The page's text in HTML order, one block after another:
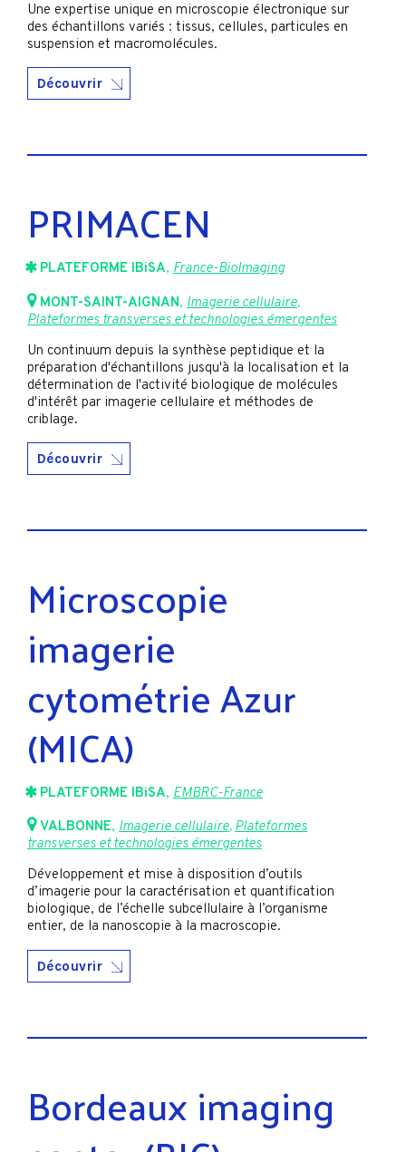
Une expertise unique en microscopie électronique sur
des échantillons variés : tissus, cellules, particules en
suspension et macromolécules.
Découvrir
PRIMACEN
PLATEFORME IBiSA, France-BioImaging
MONT-SAINT-AIGNAN, Imagerie cellulaire,
Plateformes transverses et technologies émergentes
Un continuum depuis la synthèse peptidique et la
préparation d'échantillons jusqu'à la localisation et la
détermination de l'activité biologique de molécules
d'intérêt par imagerie cellulaire et méthodes de
criblage.
Découvrir
Microscopie
imagerie
cytométrie Azur
(MICA)
PLATEFORME IBiSA, EMBRC-France
VALBONNE, Imagerie cellulaire,Plateformes
transverses et technologies émergentes
Développement et mise à disposition d’outils
d’imagerie pour la caractérisation et quantification
biologique, de l’échelle subcellulaire à l’organisme
entier, de la nanoscopie à la macroscopie.
Découvrir
Bordeaux imaging